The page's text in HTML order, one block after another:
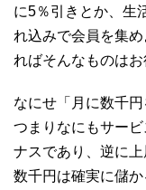
に5％引きとか、生
れ込みで会員を集
ればそんなものはお
なにせ「月に数千
つまりなにもサー
ナスであり、逆に
数千円は確実に儲か